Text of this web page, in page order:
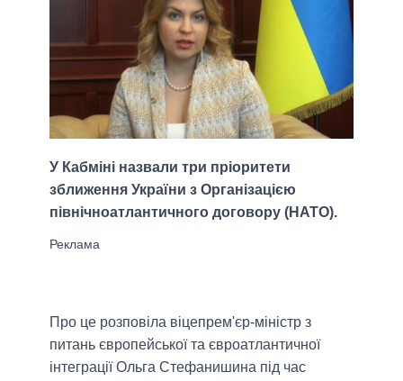
У Кабміні назвали три пріоритети
зближення України з Організацією
північноатлантичного договору (НАТО).
Про це розповіла віцепрем'єр-міністр з
питань європейської та євроатлантичної
інтеграції Ольга Стефанишина під час